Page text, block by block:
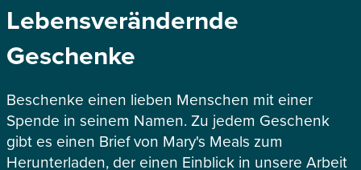
Lebensverändernde
Geschenke
Beschenke einen lieben Menschen mit einer
Spende in seinem Namen. Zu jedem Geschenk
gibt es einen Brief von Mary's Meals zum
Herunterladen, der einen Einblick in unsere Arbeit